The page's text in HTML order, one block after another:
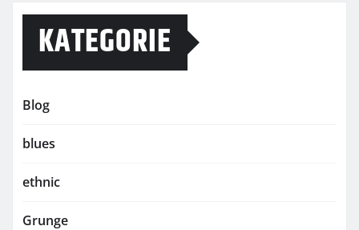
KATEGORIE
Blog
blues
ethnic
Grunge